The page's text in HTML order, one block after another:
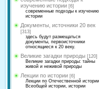
изучению истории [6]
современные подходы к изучению
истории
Документы, источники 20 век
[313]
здесь будут размещаться
документы, первоисточники
относящиеся к 20 веку.
Великие загадки природы [120]
Великие загадки природы: тайны
живой и неживой природы
Лекции по истории [6]
Лекции по Отечественной
Всеобщей истории, истории